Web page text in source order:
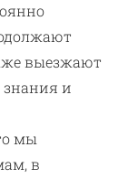
выезжают
знания и
мы
в